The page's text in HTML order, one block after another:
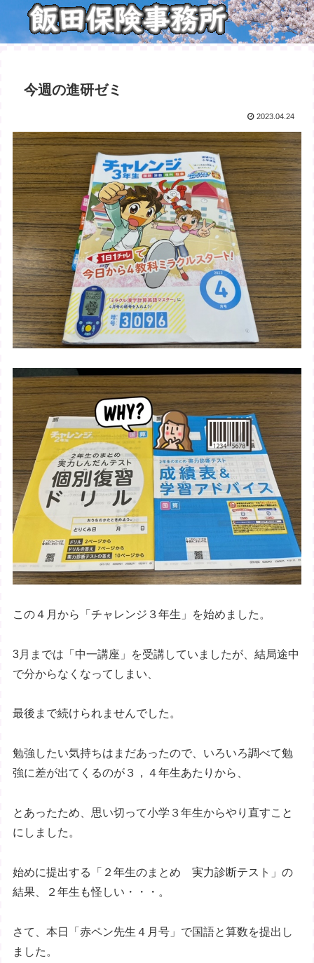
今週の進研ゼミ
2023.04.24
この４月から「チャレンジ３年生」を始めました。
3月までは「中一講座」を受講していましたが、結局途中
で分からなくなってしまい、
最後まで続けられませんでした。
勉強したい気持ちはまだあったので、いろいろ調べて勉
強に差が出てくるのが３，４年生あたりから、
とあったため、思い切って小学３年生からやり直すこと
にしました。
始めに提出する「２年生のまとめ 実力診断テスト」の
結果、２年生も怪しい・・・。
さて、本日「赤ペン先生４月号」で国語と算数を提出し
ました。